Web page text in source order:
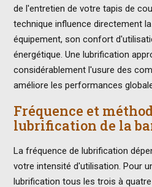
de l'entretien de votre tapis de
technique influence directement
équipement, son confort
énergétique. Une lubrification
considérablement l'usure des
améliore les performances
Fréquence et
lubrification de la
La fréquence de lubrification
votre intensité d'utilisation. Pour
lubrification tous les trois à